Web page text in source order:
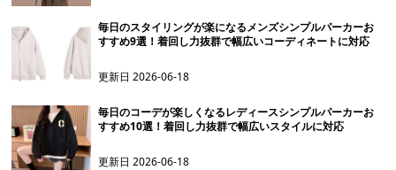
毎日のスタイリングが楽になるメンズシンプルパーカーお
すすめ9選！着回し力抜群で幅広いコーディネートに対応
更新日2026-06-18
毎日のコーデが楽しくなるレディースシンプルパーカーお
すすめ10選！着回し力抜群で幅広いスタイルに対応
更新日2026-06-18